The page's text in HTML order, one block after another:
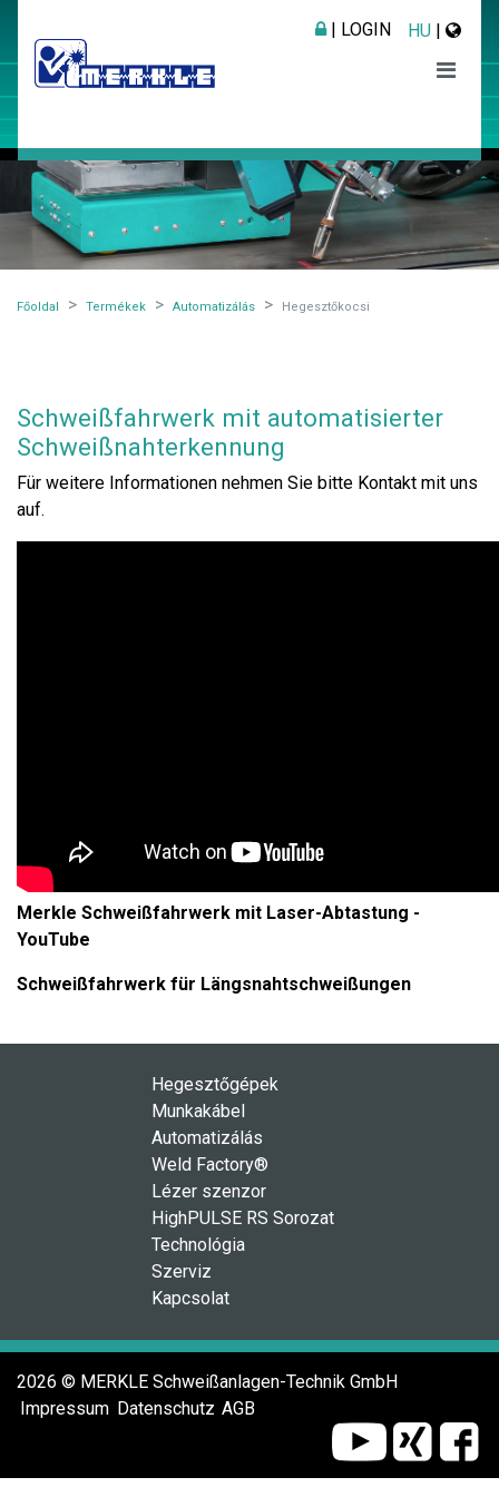
| LOGIN HU |
Főoldal Termékek Automatizálás Hegesztőkocsi
Schweißfahrwerk mit automatisierter
Schweißnahterkennung
Für weitere Informationen nehmen Sie bitte Kontakt mit uns
auf.
Merkle Schweißfahrwerk mit Laser-Abtastung -
YouTube
Schweißfahrwerk für Längsnahtschweißungen
Hegesztőgépek
Munkakábel
Automatizálás
Weld Factory®
Lézer szenzor
HighPULSE RS Sorozat
Technológia
Szerviz
Kapcsolat
2026 © MERKLE Schweißanlagen-Technik GmbH
Impressum Datenschutz AGB